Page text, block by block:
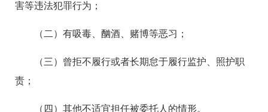
害等违法犯罪行为；
（二）有吸毒、酗酒、赌博等恶习；
（三）曾拒不履行或者长期怠于履行监护、照护职
责；
（四）其他不适宜担任被委托人的情形。